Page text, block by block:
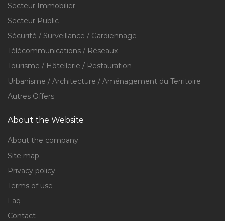
Secteur Immobilier
Secteur Public
Sécurité / Surveillance / Gardiennage
Télécommunications / Réseaux
Tourisme / Hôtellerie / Restauration
Urbanisme / Architecture / Aménagement du Territoire
Autres Offers
About the Website
About the company
Site map
Privacy policy
Terms of use
Faq
Contact